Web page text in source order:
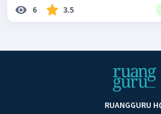
6 3.5
RUANGGURU